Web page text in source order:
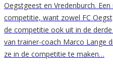
Oegstgeest en Vredenburch.
competitie, want zowel FC
de competitie ook uit in de
van trainer-coach Marco Lange
ze in de competitie te maken…